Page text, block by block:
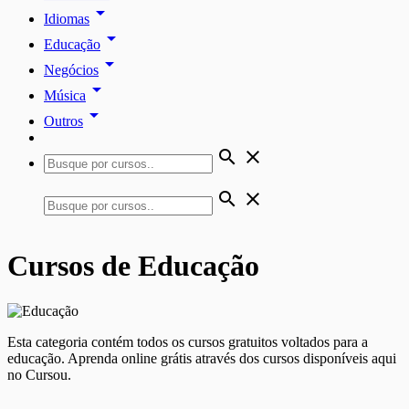
Idiomas arrow_drop_down
Educação arrow_drop_down
Negócios arrow_drop_down
Música arrow_drop_down
Outros arrow_drop_down
search close
search close
Cursos de Educação
Esta categoria contém todos os cursos gratuitos voltados para a
educação. Aprenda online grátis através dos cursos disponíveis aqui
no Cursou.